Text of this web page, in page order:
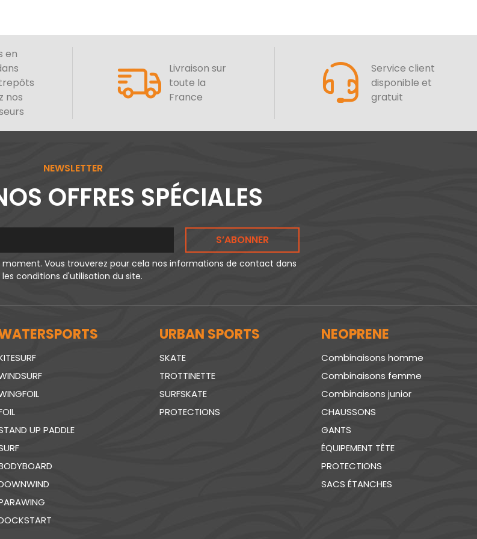
en
nos
Livraison sur
toute la
France
Service client
disponible et
gratuit
NEWSLETTER
OFFRES SPÉCIALES
S’ABONNER
Vous trouverez pour cela nos informations de contact dans
les conditions d'utilisation du site.
UP PADDLE
URBAN SPORTS
SKATE
TROTTINETTE
SURFSKATE
PROTECTIONS
NEOPRENE
Combinaisons homme
Combinaisons femme
Combinaisons junior
CHAUSSONS
GANTS
ÉQUIPEMENT TÊTE
PROTECTIONS
SACS ÉTANCHES